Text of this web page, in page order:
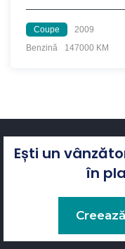
Coupe
2009
Benzină
147000 KM
Ești un
în